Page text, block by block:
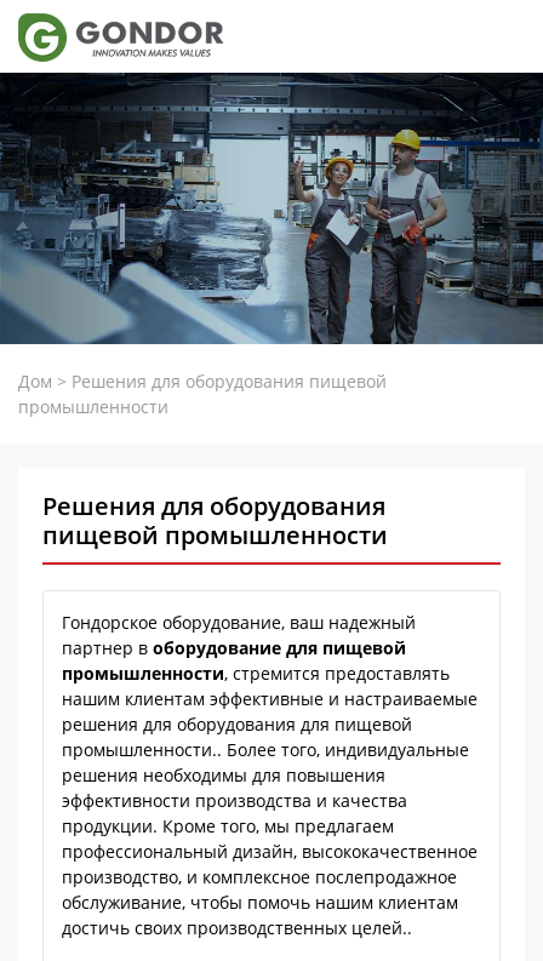
Дом > Решения для оборудования пищевой
промышленности
Решения для оборудования
пищевой промышленности
Гондорское оборудование, ваш надежный
партнер в оборудование для пищевой
промышленности, стремится предоставлять
нашим клиентам эффективные и настраиваемые
решения для оборудования для пищевой
промышленности.. Более того, индивидуальные
решения необходимы для повышения
эффективности производства и качества
продукции. Кроме того, мы предлагаем
профессиональный дизайн, высококачественное
производство, и комплексное послепродажное
обслуживание, чтобы помочь нашим клиентам
достичь своих производственных целей..